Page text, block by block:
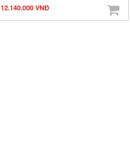
12.140.000 VNĐ